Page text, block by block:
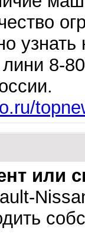
узнать
8-
или